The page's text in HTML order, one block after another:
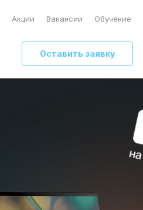
Акции Вакансии Обучение
Оставить заявку